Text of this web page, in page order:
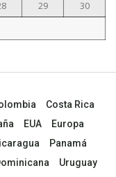
29
30
Costa Rica
EUA
Europa
Panamá
Uruguay